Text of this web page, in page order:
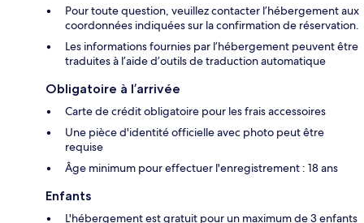
Pour toute question, veuillez contacter l’hébergement aux
coordonnées indiquées sur la confirmation de réservation.
Les informations fournies par l’hébergement peuvent être
traduites à l’aide d’outils de traduction automatique
Obligatoire à l’arrivée
Carte de crédit obligatoire pour les frais accessoires
Une pièce d'identité officielle avec photo peut être
requise
Âge minimum pour effectuer l'enregistrement : 18 ans
Enfants
L'hébergement est gratuit pour un maximum de 3 enfants